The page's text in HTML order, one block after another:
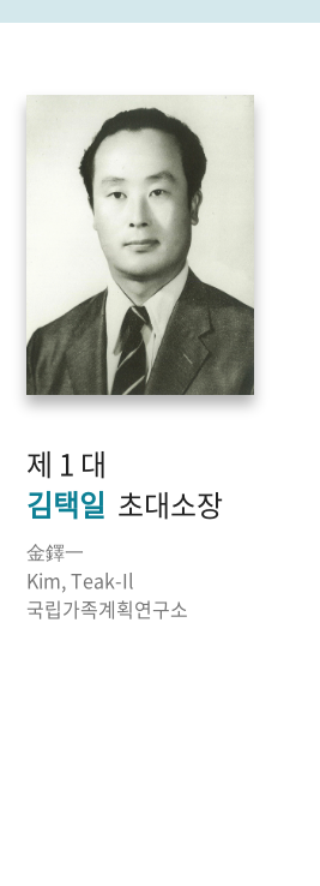
제 1 대
김택일 초대소장
金鐸一
Kim, Teak-Il
국립가족계획연구소